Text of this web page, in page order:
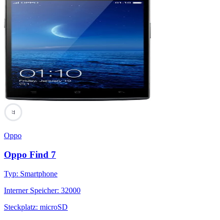
77
Oppo
Oppo Find 7
Typ: Smartphone
Interner Speicher: 32000
Steckplatz: microSD